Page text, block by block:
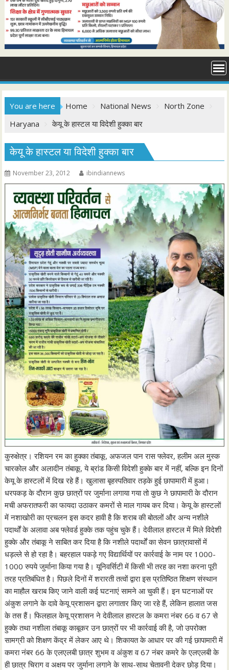
You are here Home National News
North Zone
Haryana
केयू के हास्टल या विदेशी हुक्का बार
केयू के हास्टल या विदेशी हुक्का बार
November 23, 2012 ibindiannews
कुरुक्षेत्र। रशियन रम का हुक्का तंबाकू, अफजल पान रास फ्लेवर, हलीम अल मुस्क
चारकोल और अलादीन तंबाकू, ये ब्रांड किसी विदेशी हुक्के बार में नहीं, बल्कि इन दिनों
केयू के हास्टलों में दिख रहे हैं। खुलासा बृहस्पतिवार तड़के हुई छापामारी में हुआ।
धरपकड़ के दौरान कुछ छात्रों पर जुर्माना लगाया गया तो कुछ ने छापामारी के दौरान
मची अफरातफरी का फायदा उठाकर कमरों से माल गायब कर दिया। केयू के हास्टलों
में नशाखोरी का प्रचलन इस कदर हावी है कि शराब की बोतलों और अन्य नशीले
पदार्थों के अलावा अब फ्लेवर्ड हुक्के तक पहुंच चुके हैं। देवीलाल हास्टल में मिले विदेशी
हुक्के और तंबाकू ने साबित कर दिया है कि नशीले पदार्थों का सेवन छात्रावासों में
धड़ल्ले से हो रहा है। बहरहाल पकड़े गए विद्यार्थियों पर कार्रवाई के नाम पर 1000-
1000 रुपये जुर्माना किया गया है। यूनिवर्सिटी में किसी भी तरह का नशा करना पूरी
तरह प्रतिबंधित है। पिछले दिनों में शरारती तत्वों द्वारा इस प्रतिष्ठित शिक्षण संस्थान
का माहौल खराब किए जाने वाली कई घटनाएं सामने आ चुकी हैं। इन घटनाओं पर
अंकुश लगाने के दावे केयू प्रशासन द्वारा लगातार किए जा रहे हैं, लेकिन हालात जस
के तस हैं। फिलहाल केयू प्रशासन ने देवीलाल हास्टल के कमरा नंबर 66 व 67 से
हुक्के तथा नशीला तंबाकू काबूकर उन छात्रों पर भी कार्रवाई की है, जो उपरोक्त
सामग्री को शिक्षण केंद्र में लेकर आए थे। शिकायत के आधार पर की गई छापामारी में
कमरा नंबर 66 के एलएलबी छात्र शुभम व अंकुश व 67 नंबर कमरे के एलएलबी के
ही छात्र चिराग व अक्षय पर जुर्माना लगाने के साथ-साथ चेतावनी देकर छोड़ दिया।